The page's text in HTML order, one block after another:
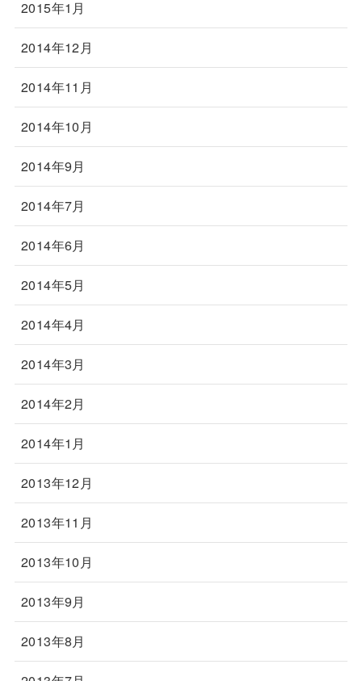
2015年1月
2014年12月
2014年11月
2014年10月
2014年9月
2014年7月
2014年6月
2014年5月
2014年4月
2014年3月
2014年2月
2014年1月
2013年12月
2013年11月
2013年10月
2013年9月
2013年8月